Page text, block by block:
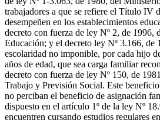
trabajadores a que se refiere el Título IV
desempeñen en los establecimientos
decreto con fuerza de ley Nº 2, de 1996,
Educación; y el decreto ley Nº 3.166, de
escolaridad no imponible, por cada hijo
años de edad, que sea carga familiar
decreto con fuerza de ley Nº 150, de
Trabajo y Previsión Social. Este
no perciban el beneficio de asignación
dispuesto en el artículo 1º de la ley Nº
encuentren cursando estudios regulares